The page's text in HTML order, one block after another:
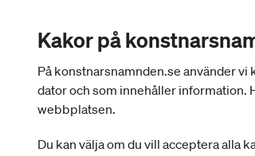
Anmäl till
hänt är ett
Kakor på
På konstnarsnamnden.se använder vi
dator och som innehåller information.
webbplatsen.
Du kan välja om du vill acceptera alla